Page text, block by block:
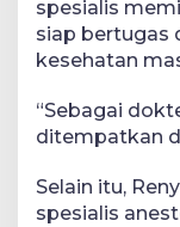
spesialis
siap bertugas
kesehatan
“Sebagai
ditempatkan
Selain itu,
spesialis